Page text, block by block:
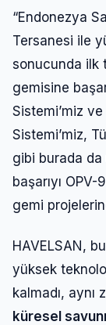
“Endonezya
Tersanesi ile
sonucunda ilk
gemisine
Sistemi’miz ve
Sistemi’miz,
gibi burada
başarıyı OPV-
gemi
HAVELSAN,
yüksek
kalmadı, aynı
küresel